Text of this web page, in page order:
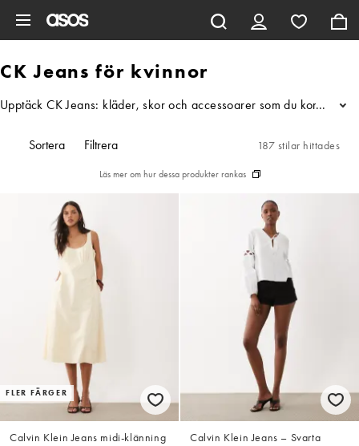
CK Jeans för kvinnor
Upptäck CK Jeans: kläder, skor och accessoarer som du kommer
...
Sortera Filtrera 187 stilar hittades
Läs mer om hur dessa produkter rankas
FLER FÄRGER
Calvin Klein Jeans midi-klänning
Calvin Klein Jeans – Svarta